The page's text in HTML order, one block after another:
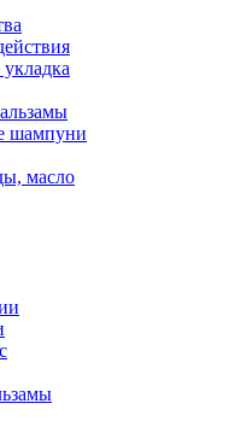
шампуни
масло